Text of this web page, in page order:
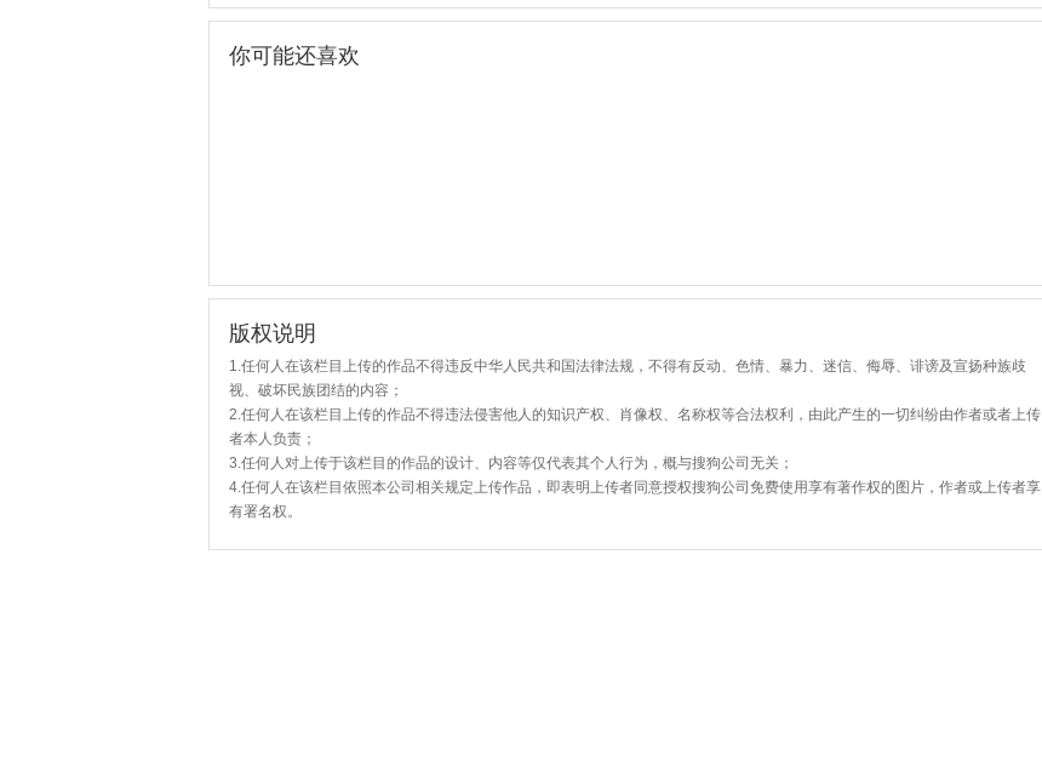
你可能还喜欢
版权说明
1.任何人在该栏目上传的作品不得违反中华人民共和国法律法规，不得有反动、色情、暴力、迷信、侮辱、诽谤及宣扬种族歧
视、破坏民族团结的内容；
2.任何人在该栏目上传的作品不得违法侵害他人的知识产权、肖像权、名称权等合法权利，由此产生的一切纠纷由作者或者上传
者本人负责；
3.任何人对上传于该栏目的作品的设计、内容等仅代表其个人行为，概与搜狗公司无关；
4.任何人在该栏目依照本公司相关规定上传作品，即表明上传者同意授权搜狗公司免费使用享有著作权的图片，作者或上传者享
有署名权。